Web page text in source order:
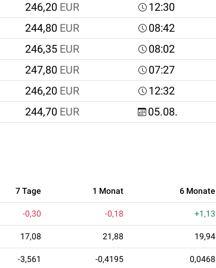
246,20 EUR
12:30
244,80 EUR
08:42
246,35 EUR
08:02
247,80 EUR
07:27
246,20 EUR
12:32
244,70 EUR 05.08.
7 Tage 1 Monat 6 Monate
-0,30 -0,18 +1,13
17,08 21,88 19,94
-3,561 -0,4195 0,0468